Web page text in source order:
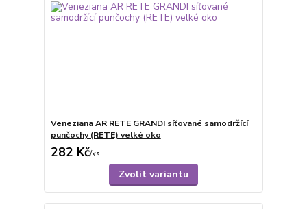
Veneziana AR RETE GRANDI síťované samodržící
punčochy (RETE) velké oko
282 Kč/ks
Zvolit variantu